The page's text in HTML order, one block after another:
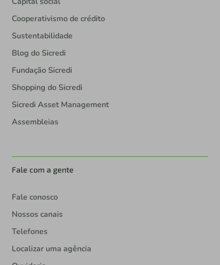
Cooperativismo de crédito
Sustentabilidade
Blog do Sicredi
Fundação Sicredi
Shopping do Sicredi
Sicredi Asset Management
Assembleias
Fale com a gente
Fale conosco
Nossos canais
Telefones
Localizar uma agência